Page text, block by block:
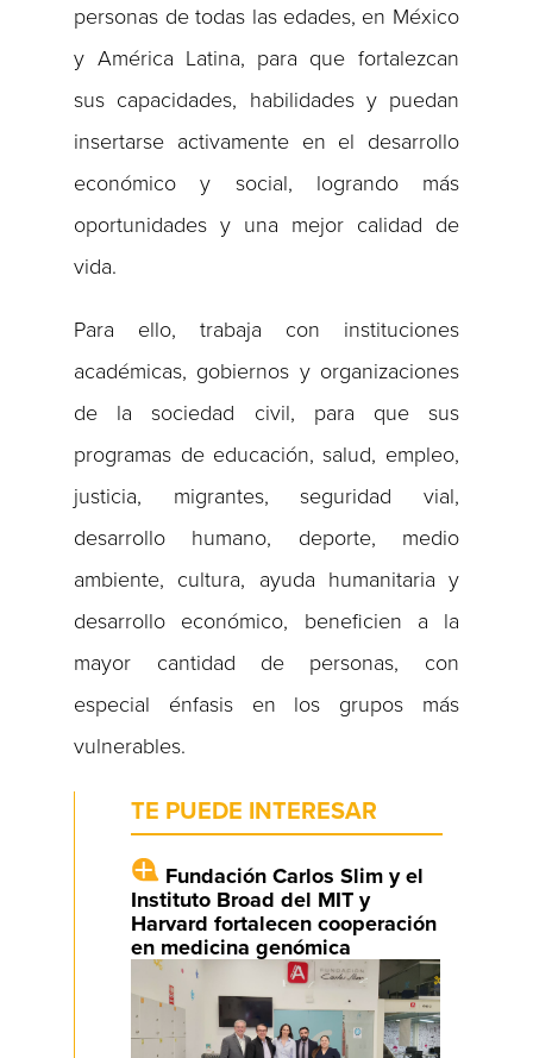
personas de todas las edades, en México
y América Latina, para que fortalezcan
sus capacidades, habilidades y puedan
insertarse activamente en el desarrollo
económico y social, logrando más
oportunidades y una mejor calidad de
vida.
Para ello, trabaja con instituciones
académicas, gobiernos y organizaciones
de la sociedad civil, para que sus
programas de educación, salud, empleo,
justicia, migrantes, seguridad vial,
desarrollo humano, deporte, medio
ambiente, cultura, ayuda humanitaria y
desarrollo económico, beneficien a la
mayor cantidad de personas, con
especial énfasis en los grupos más
vulnerables.
TE PUEDE INTERESAR
Fundación Carlos Slim y el
Instituto Broad del MIT y
Harvard fortalecen cooperación
en medicina genómica